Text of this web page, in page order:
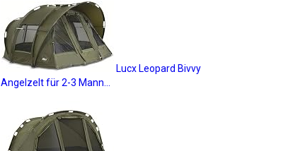
Lucx Leopard Bivvy
Angelzelt für 2-3 Mann...